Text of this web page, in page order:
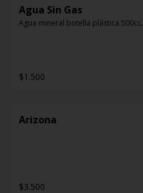
Agua Sin Gas
Agua mineral botella plástica 500cc.
$1.500
Arizona
$3.500